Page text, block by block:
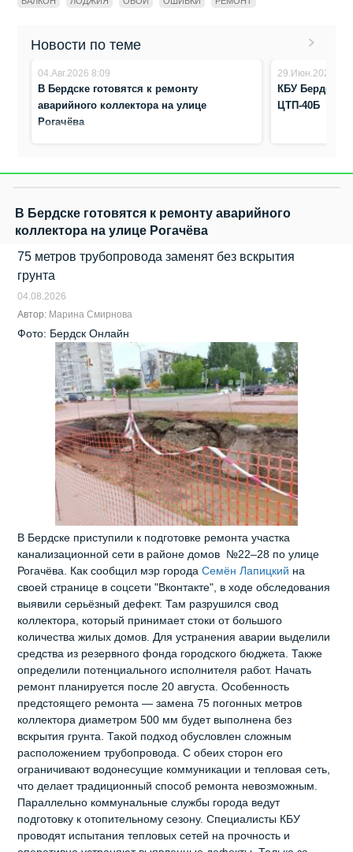
Новости по теме
04.Авг.2026 8:09
В Бердске готовятся к ремонту
аварийного коллектора на улице
Рогачёва
29.Июн.2026
КБУ Бердска
ЦТП-40Б
В Бердске готовятся к ремонту аварийного
коллектора на улице Рогачёва
75 метров трубопровода заменят без вскрытия
грунта
04.08.2026
Автор: Марина Смирнова
Фото: Бердск Онлайн
В Бердске приступили к подготовке ремонта участка
канализационной сети в районе домов №22–28 по улице
Рогачёва. Как сообщил мэр городаСемён Лапицкий на
своей странице в соцсети "Вконтакте", в ходе обследования
выявили серьёзный дефект. Там разрушился свод
коллектора, который принимает стоки от большого
количества жилых домов. Для устранения аварии выделили
средства из резервного фонда городского бюджета. Также
определили потенциального исполнителя работ. Начать
ремонт планируется после 20 августа. Особенность
предстоящего ремонта — замена 75 погонных метров
коллектора диаметром 500 мм будет выполнена без
вскрытия грунта. Такой подход обусловлен сложным
расположением трубопровода. С обеих сторон его
ограничивают водонесущие коммуникации и тепловая сеть,
что делает традиционный способ ремонта невозможным.
Параллельно коммунальные службы города ведут
подготовку к отопительному сезону. Специалисты КБУ
проводят испытания тепловых сетей на прочность и